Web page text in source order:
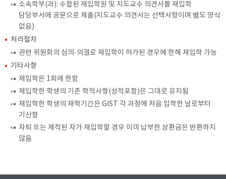
소속학부(과): 수합된 재입학원 및 지도교수 의견서를 재입학
담당부서에 공문으로 제출(지도교수 의견서는 선택사항이며 별도 양식
없음)
처리절차
관련 위원회의 심의·의결로 재입학이 허가된 경우에 한해 재입학 가능
기타사항
재입학은 1회에 한함
재입학한 학생의 기존 학적사항(성적포함)은 그대로 유지됨
재입학한 학생의 재학기간은 GIST 각 과정에 처음 입학한 날로부터
기산함
자퇴 또는 제적된 자가 재입학할 경우 이미 납부한 상환금은 반환하지
않음